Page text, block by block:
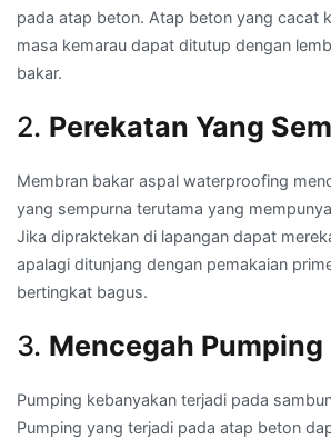
pada atap beton. Atap beton yang cacat
masa kemarau dapat ditutup dengan
bakar.
2. Perekatan Yang
Membran bakar aspal waterproofing
yang sempurna terutama yang
Jika dipraktekan di lapangan dapat
apalagi ditunjang dengan pemakaian
bertingkat bagus.
3. Mencegah Pumping
Pumping kebanyakan terjadi pada
Pumping yang terjadi pada atap beton